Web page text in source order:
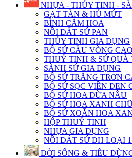
NHỰA - THỦY TINH -
GẠT TÀN & HỦ MỨT
BÌNH CẮM HOA
NỒI ĐẤT SỨ PAN
THỦY TINH GIA DỤNG
BỘ SỨ CẦU VÒNG
THUỶ TINH & SỨ QUÀ
SÀNH SỨ GIA DỤNG
BỘ SỨ TRẮNG TRƠN
BỘ SỨ SỌC VIỀN ĐEN
BỘ SỨ HOA DỪA NÂU
BỘ SỨ HOA XANH
BỘ SỨ XOẮN HOA
HỘP THUỶ TINH
NHỰA GIA DỤNG
NỒI ĐÁT SỨ ĐH LOẠI
ĐỜI SỐNG & TIÊU